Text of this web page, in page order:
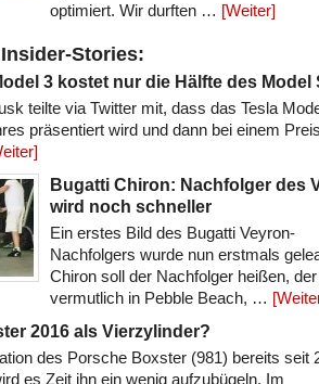
optimiert. Wir durften … [Weiter]
Stories:
3 kostet nur die Hälfte des Model
teilte via Twitter mit, dass das Tesla
präsentiert wird und dann bei einem
Bugatti Chiron: Nachfolger des
wird noch schneller
Ein erstes Bild des Bugatti Veyron-
Nachfolgers wurde nun erstmals
Chiron soll der Nachfolger heißen, der
vermutlich in Pebble Beach, …
2016 als Vierzylinder?
des Porsche Boxster (981) bereits seit
es Zeit ihn ein wenig aufzubügeln. Im